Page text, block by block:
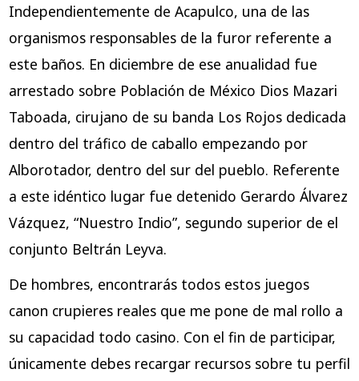
Independientemente de Acapulco, una de las
organismos responsables de la furor referente a
este baños. En diciembre de ese anualidad fue
arrestado sobre Población de México Dios Mazari
Taboada, cirujano de su banda Los Rojos dedicada
dentro del tráfico de caballo empezando por
Alborotador, dentro del sur del pueblo. Referente
a este idéntico lugar fue detenido Gerardo Álvarez
Vázquez, “Nuestro Indio”, segundo superior de el
conjunto Beltrán Leyva.
De hombres, encontrarás todos estos juegos
canon crupieres reales que me pone de mal rollo a
su capacidad todo casino. Con el fin de participar,
únicamente debes recargar recursos sobre tu perfil